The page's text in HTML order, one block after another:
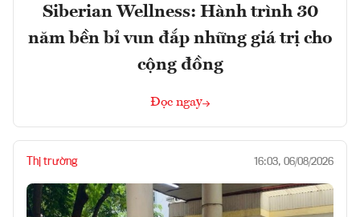
Siberian Wellness: Hành trình 30
năm bền bỉ vun đắp những giá trị cho
cộng đồng
Đọc ngay
Thị trường 16:03, 06/08/2026